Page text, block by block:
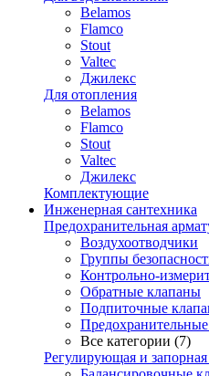
Belamos
Flamco
Stout
Valtec
Джилекс
Для отопления
Belamos
Flamco
Stout
Valtec
Джилекс
Комплектующие
Инженерная сантехника
Предохранительная
Воздухоотводчики
Группы
Контрольно-
Обратные клапаны
Подпиточные
Все категории (7)
Регулирующая и запорная